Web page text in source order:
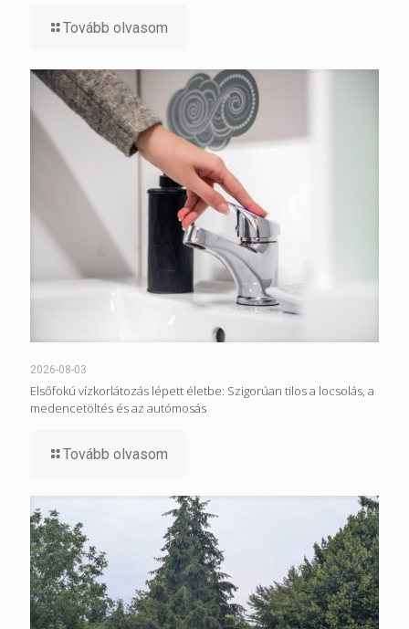
Tovább olvasom
2026-08-03
Elsőfokú vízkorlátozás lépett életbe: Szigorúan tilos a locsolás, a
medencetöltés és az autómosás
Tovább olvasom